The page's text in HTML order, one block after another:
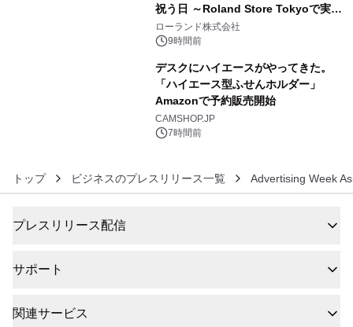
祝う日 ～Roland Store Tokyoで実機
を展示しての 記念キャンペーンを開
催 英国ラジオ「NTS」の 特別プログ
アーティストを フィーチャーしたアニ
メーションを公開～
ローランド株式会社
9時間前
デスクにハイエースがやってきた。
「ハイエース型ふせんホルダー」
Amazonで予約販売開始
CAMSHOP.JP
7時間前
トップ ビジネスのプレスリリース一覧 Advertising Week
プレスリリース配信
サポート
関連サービス